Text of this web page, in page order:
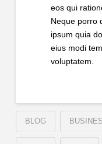
eos qui
Neque porro
ipsum quia
eius modi
voluptatem.
BLOG